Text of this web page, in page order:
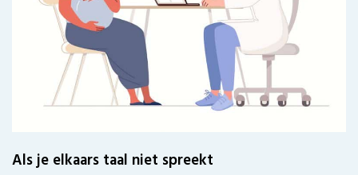
Als je elkaars taal niet spreekt